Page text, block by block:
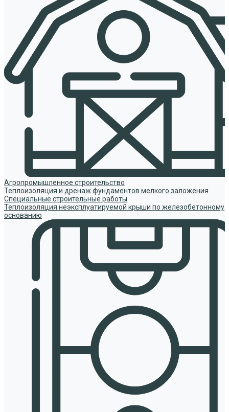
Агропромышленное строительство
Теплоизоляция и дренаж фундаментов мелкого заложения
Специальные строительные работы
Теплоизоляция неэксплуатируемой крыши по железобетонному
основанию